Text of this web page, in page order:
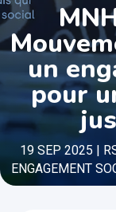
un
pour
19 SEP 2025 |
ENGAGEMENT